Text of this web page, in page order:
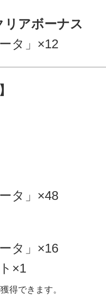
アボーナス
タ」×12
タ」×48
タ」×16
×1
得できます。